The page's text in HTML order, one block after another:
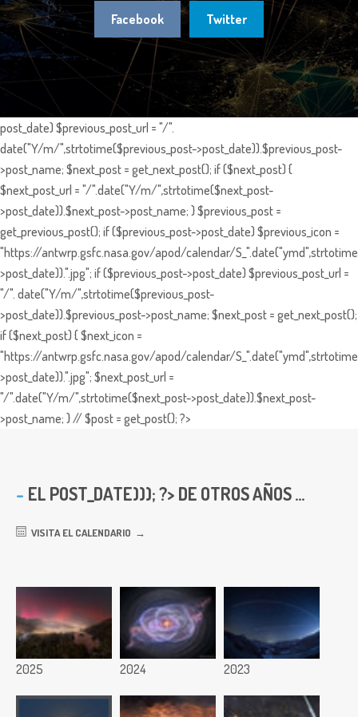
Facebook Twitter
post_date) $previous_post_url = "/".
date("Y/m/",strtotime($previous_post->post_date)).$previous_post-
>post_name; $next_post = get_next_post(); if ($next_post) {
$next_post_url = "/".date("Y/m/",strtotime($next_post-
>post_date)).$next_post->post_name; } $previous_post =
get_previous_post(); if ($previous_post->post_date) $previous_icon =
"https://antwrp.gsfc.nasa.gov/apod/calendar/
>post_date)).".jpg"; if ($previous_post->post_date) $previous_post_url =
"/". date("Y/m/",strtotime($previous_post-
>post_date)).$previous_post->post_name; $next_post = get_next_post();
if ($next_post) { $next_icon =
"https://antwrp.gsfc.nasa.gov/apod/calendar/
>post_date)).".jpg"; $next_post_url =
"/".date("Y/m/",strtotime($next_post->post_date)).$next_post-
>post_name; } // $post = get_post(); ?>
EL POST_DATE))); ?> DE OTROS AÑOS ...
VISITA EL CALENDARIO
2025 2024 2023